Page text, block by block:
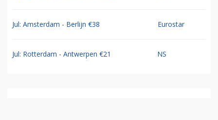
Jul: Amsterdam - Berlijn €38 Eurostar
Jul: Rotterdam - Antwerpen €21 NS